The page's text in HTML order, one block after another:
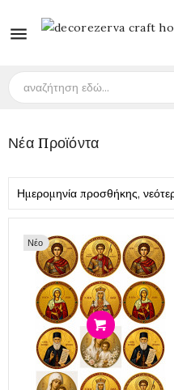

Νέα Προϊόντα
Ημερομηνία προσθήκης,
Νέο